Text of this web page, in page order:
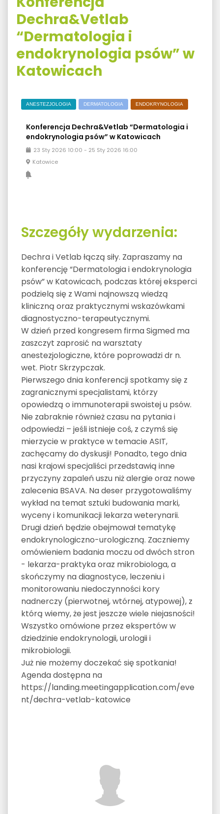
Dechra&Vetlab
“Dermatologia i
endokrynologia psów” w
Katowicach
ANESTEZJOLOGIA DERMATOLOGIA ENDOKRYNOLOGIA
Konferencja Dechra&Vetlab “Dermatologia i
endokrynologia psów” w Katowicach
23 Sty 2026 10:00 - 25 Sty 2026 16:00
Katowice
Szczegóły wydarzenia:
Dechra i Vetlab łączą siły. Zapraszamy na
konferencję “Dermatologia i endokrynologia
psów” w Katowicach, podczas której eksperci
podzielą się z Wami najnowszą wiedzą
kliniczną oraz praktycznymi wskazówkami
diagnostyczno-terapeutycznymi.
W dzień przed kongresem firma Sigmed ma
zaszczyt zaprosić na warsztaty
anestezjologiczne, które poprowadzi dr n.
wet. Piotr Skrzypczak.
Pierwszego dnia konferencji spotkamy się z
zagranicznymi specjalistami, którzy
opowiedzą o immunoterapii swoistej u psów.
Nie zabraknie również czasu na pytania i
odpowiedzi – jeśli istnieje coś, z czymś się
mierzycie w praktyce w temacie ASIT,
zachęcamy do dyskusji! Ponadto, tego dnia
nasi krajowi specjaliści przedstawią inne
przyczyny zapaleń uszu niż alergie oraz nowe
zalecenia BSAVA. Na deser przygotowaliśmy
wykład na temat sztuki budowania marki,
wyceny i komunikacji lekarza weterynarii.
Drugi dzień będzie obejmował tematykę
endokrynologiczno-urologiczną. Zaczniemy
omówieniem badania moczu od dwóch stron
- lekarza-praktyka oraz mikrobiologa, a
skończymy na diagnostyce, leczeniu i
monitorowaniu niedoczynności kory
nadnerczy (pierwotnej, wtórnej, atypowej), z
którą wiemy, że jest jeszcze wiele niejasności!
Wszystko omówione przez ekspertów w
dziedzinie endokrynologii, urologii i
mikrobiologii.
Już nie możemy doczekać się spotkania!
Agenda dostępna na
https://landing.meetingapplication.com/eve
nt/dechra-vetlab-katowice